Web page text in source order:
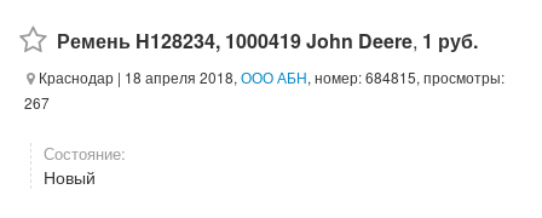
Ремень H128234, 1000419 John Deere, 1 руб.
Краснодар | 18 апреля 2018, ООО АБН, номер: 684815, просмотры:
267
Состояние:
Новый